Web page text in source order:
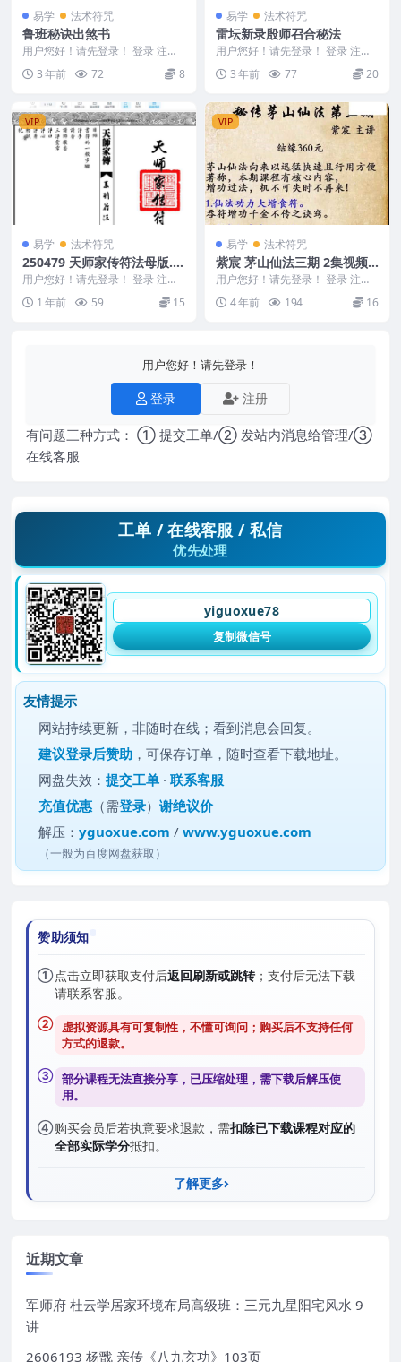
易学 法术符咒
鲁班秘诀出煞书
用户您好！请先登录！ 登录 注册
鲁班秘诀出煞书 LBF2312-25 &nb
s... 3 年前 72 8
易学 法术符咒
雷坛新录殷师召合秘法
用户您好！请先登录！ 登录 注册
雷坛新录殷师召合秘法 Y2308-36
5 3 年前 77 20
VIP
易学 法术符咒
250479 天师家传符法母版.p
df
用户您好！请先登录！ 登录 注册
1 年前 59 15
VIP
易学 法术符咒
紫宸 茅山仙法三期 2集视频+
2文档
用户您好！请先登录！ 登录 注册
茅山仙法三期 紫宸 紫宸 茅山仙法
三期 2集...
4 年前 194 16
用户您好！请先登录！
登录 注册
有问题三种方式： ① 提交工单/② 发站内消息给管理/③
在线客服
工单 / 在线客服 / 私信
优先处理
yiguoxue78
复制微信号
友情提示
网站持续更新，非随时在线；看到消息会回复。
建议登录后赞助 ，可保存订单，随时查看下载地址。
网盘失效：提交工单 ·联系客服
充值优惠 （需登录）谢绝议价
解压：yguoxue.com /www.yguoxue.com
（一般为百度网盘获取）
赞助须知
①点击立即获取支付后返回刷新或跳转；支付后无法下载
请联系客服。
② 虚拟资源具有可复制性，不懂可询问；购买后不支持任何
方式的退款。
③ 部分课程无法直接分享，已压缩处理，需下载后解压使
用。
④购买会员后若执意要求退款，需扣除已下载课程对应的
全部实际学分抵扣。
了解更多
近期文章
军师府 杜云学居家环境布局高级班：三元九星阳宅风水 9
讲
2606193 杨戬 亲传《八九玄功》103页